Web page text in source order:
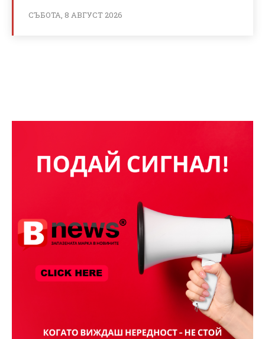
СЪБОТА, 8 АВГУСТ 2026